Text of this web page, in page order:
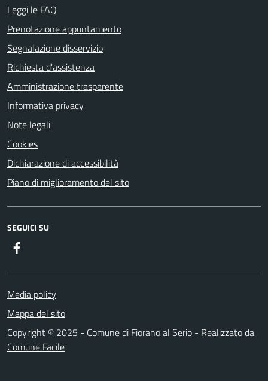
Leggi le FAQ
Prenotazione appuntamento
Segnalazione disservizio
Richiesta d'assistenza
Amministrazione trasparente
Informativa privacy
Note legali
Cookies
Dichiarazione di accessibilità
Piano di miglioramento del sito
SEGUICI SU
Media policy
Mappa del sito
Copyright © 2025 - Comune di Fiorano al Serio - Realizzato da
Comune Facile